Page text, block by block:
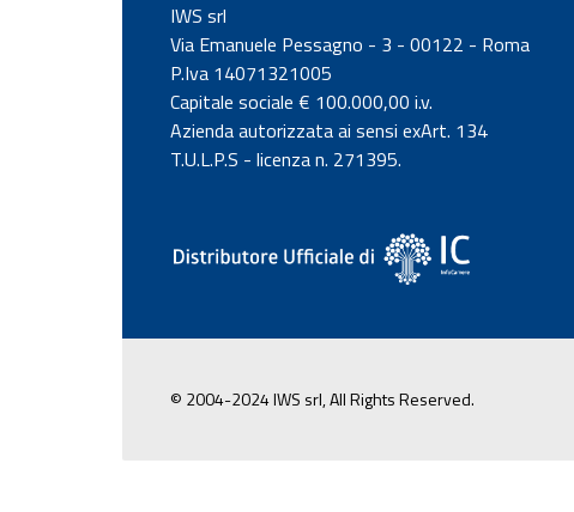
IWS srl
Via Emanuele Pessagno - 3 - 00122 - Roma
P.Iva 14071321005
Capitale sociale € 100.000,00 i.v.
Azienda autorizzata ai sensi exArt. 134
T.U.L.P.S - licenza n. 271395.
© 2004-2024 IWS srl, All Rights Reserved.